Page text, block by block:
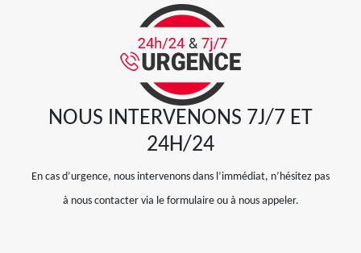
NOUS INTERVENONS 7J/7 ET
24H/24
En cas d’urgence, nous intervenons dans l’immédiat, n’hésitez pas
à nous contacter via le formulaire ou à nous appeler.